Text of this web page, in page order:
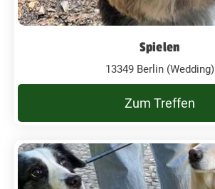
Spielen
13349 Berlin (Wedding)
Zum Treffen